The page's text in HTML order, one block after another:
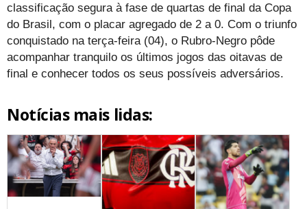
classificação segura à fase de quartas de final da Copa
do Brasil, com o placar agregado de 2 a 0. Com o triunfo
conquistado na terça-feira (04), o Rubro-Negro pôde
acompanhar tranquilo os últimos jogos das oitavas de
final e conhecer todos os seus possíveis adversários.
Notícias mais lidas: